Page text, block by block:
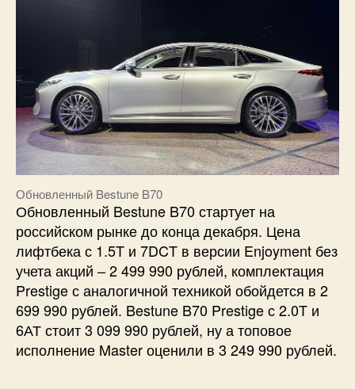
Обновленный Bestune B70
Обновленный Bestune B70 стартует на
российском рынке до конца декабря. Цена
лифтбека с 1.5T и 7DCT в версии Enjoyment без
учета акций – 2 499 990 рублей, комплектация
Prestige с аналогичной техникой обойдется в 2
699 990 рублей. Bestune B70 Prestige с 2.0T и
6АТ стоит 3 099 990 рублей, ну а топовое
исполнение Master оценили в 3 249 990 рублей.